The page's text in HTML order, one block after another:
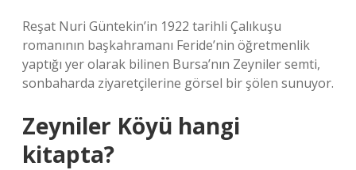
Reşat Nuri Güntekin’in 1922 tarihli Çalıkuşu
romanının başkahramanı Feride’nin öğretmenlik
yaptığı yer olarak bilinen Bursa’nın Zeyniler semti,
sonbaharda ziyaretçilerine görsel bir şölen sunuyor.
Zeyniler Köyü hangi
kitapta?